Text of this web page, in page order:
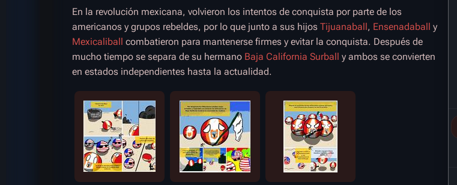
En la revolución mexicana, volvieron los intentos de conquista por parte de los
americanos y grupos rebeldes, por lo que junto a sus hijos Tijuanaball, Ensenadaball y
Mexicaliball combatieron para mantenerse firmes y evitar la conquista. Después de
mucho tiempo se separa de su hermano Baja California Surball y ambos se convierten
en estados independientes hasta la actualidad.